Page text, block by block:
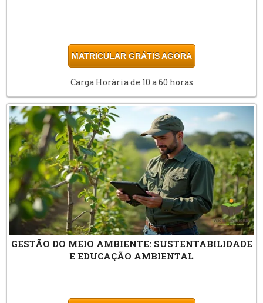
MATRICULAR GRÁTIS AGORA
Carga Horária de 10 a 60 horas
GESTÃO DO MEIO AMBIENTE: SUSTENTABILIDADE
E EDUCAÇÃO AMBIENTAL